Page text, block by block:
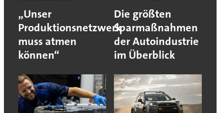
„Unser
Produktionsnetzwerk
muss atmen
können“
Die größten
Sparmaßnahmen
der Autoindustrie
im Überblick